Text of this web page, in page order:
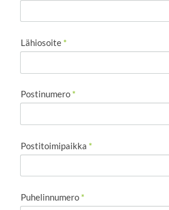
Lähiosoite *
Postinumero *
Postitoimipaikka *
Puhelinnumero *